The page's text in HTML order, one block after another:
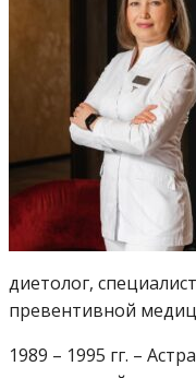
диетолог,
превентивной
1989 – 1995 гг. –